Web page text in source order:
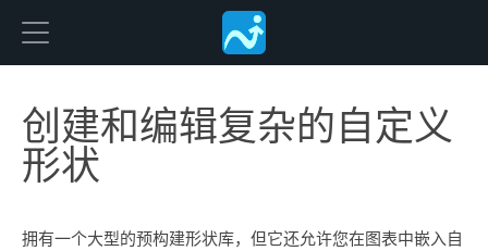
创建和编辑复杂的自定义
形状
拥有一个大型的预构建形状库，但它还允许您在图表中嵌入自